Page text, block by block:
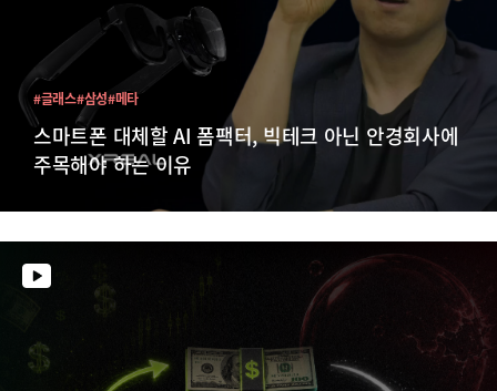
스마트폰 대체할 AI 폼팩터, 빅테크 아닌 안경회사에
주목해야 하는 이유
#글래스#삼성#메타